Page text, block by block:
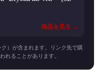
商品を見る →
）が含まれます。リンク先で購
れることがあります。